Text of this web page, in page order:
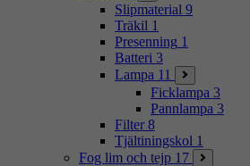
Slipmaterial 9
Träkil 1
Presenning 1
Batteri 3
Lampa 11
Ficklampa 3
Pannlampa 3
Filter 8
Tjältiningskol 1
Fog lim och tejp 17